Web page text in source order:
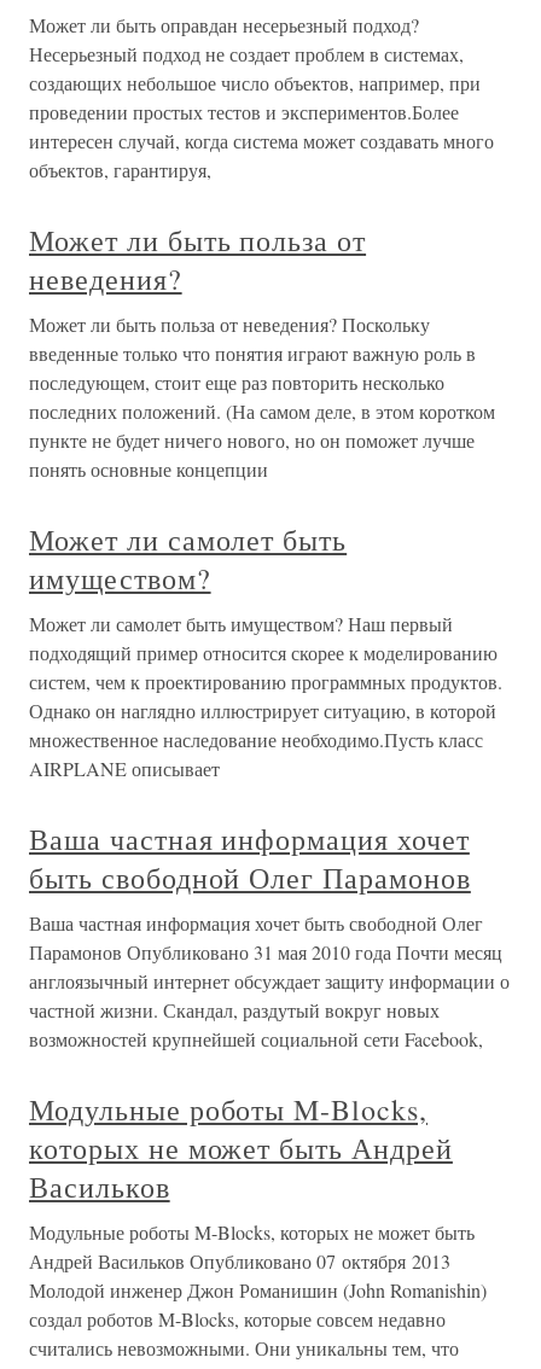
Может ли быть оправдан несерьезный подход?
Несерьезный подход не создает проблем в системах,
создающих небольшое число объектов, например, при
проведении простых тестов и экспериментов.Более
интересен случай, когда система может создавать много
объектов, гарантируя,
Может ли быть польза от
неведения?
Может ли быть польза от неведения? Поскольку
введенные только что понятия играют важную роль в
последующем, стоит еще раз повторить несколько
последних положений. (На самом деле, в этом коротком
пункте не будет ничего нового, но он поможет лучше
понять основные концепции
Может ли самолет быть
имуществом?
Может ли самолет быть имуществом? Наш первый
подходящий пример относится скорее к моделированию
систем, чем к проектированию программных продуктов.
Однако он наглядно иллюстрирует ситуацию, в которой
множественное наследование необходимо.Пусть класс
AIRPLANE описывает
Ваша частная информация хочет
быть свободной Олег Парамонов
Ваша частная информация хочет быть свободной Олег
Парамонов Опубликовано 31 мая 2010 года Почти месяц
англоязычный интернет обсуждает защиту информации о
частной жизни. Скандал, раздутый вокруг новых
возможностей крупнейшей социальной сети Facebook,
Модульные роботы M-Blocks,
которых не может быть Андрей
Васильков
Модульные роботы M-Blocks, которых не может быть
Андрей Васильков Опубликовано 07 октября 2013
Молодой инженер Джон Романишин (John Romanishin)
создал роботов M-Blocks, которые совсем недавно
считались невозможными. Они уникальны тем, что